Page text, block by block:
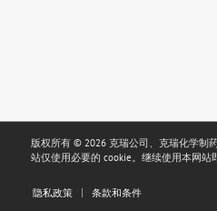
版权所有 © 2026 克瑞公司、克瑞化学制
站仅使用必要的 cookie。继续使用本网站
隐私政策 条款和条件